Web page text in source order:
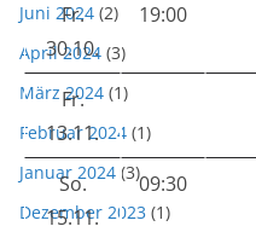
Fr.
30.10.
19:00
Fr.
13.11.
So.
15.11.
09:30
Juni 2024 (2)
April 2024 (3)
März 2024 (1)
Februar 2024 (1)
Januar 2024 (3)
Dezember 2023 (1)